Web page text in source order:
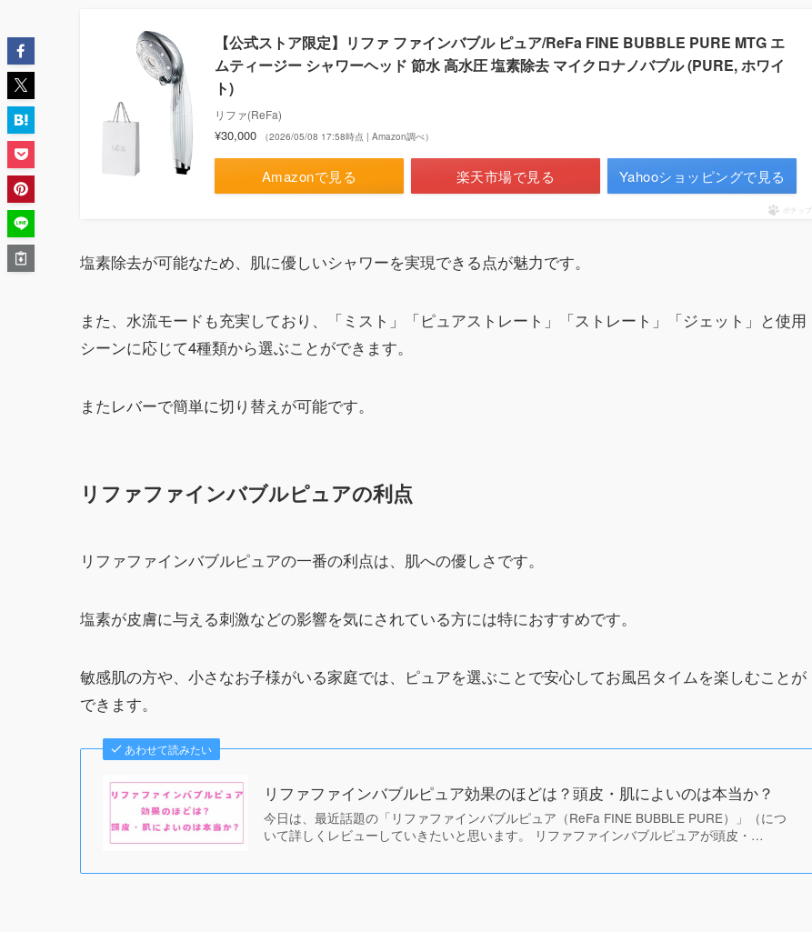
【公式ストア限定】リファ ファインバブル ピュア/ReFa FINE BUBBLE PURE MTG エ
ムティージー シャワーヘッド 節水 高水圧 塩素除去 マイクロナノバブル (PURE, ホワイ
ト)
リファ(ReFa)
¥30,000 （2026/05/08 17:58時点 | Amazon調べ）
Amazonで見る 楽天市場で見る Yahooショッピングで見る
ポチップ
塩素除去が可能なため、肌に優しいシャワーを実現できる点が魅力です。
また、水流モードも充実しており、「ミスト」「ピュアストレート」「ストレート」「ジェット」と使用
シーンに応じて4種類から選ぶことができます。
またレバーで簡単に切り替えが可能です。
リファファインバブルピュアの利点
リファファインバブルピュアの一番の利点は、肌への優しさです。
塩素が皮膚に与える刺激などの影響を気にされている方には特におすすめです。
敏感肌の方や、小さなお子様がいる家庭では、ピュアを選ぶことで安心してお風呂タイムを楽しむことが
できます。
あわせて読みたい
リファファインバブルピュア効果のほどは？頭皮・肌によいのは本当か？
今日は、最近話題の「リファファインバブルピュア（ReFa FINE BUBBLE PURE）」（につ
いて詳しくレビューしていきたいと思います。 リファファインバブルピュアが頭皮・…